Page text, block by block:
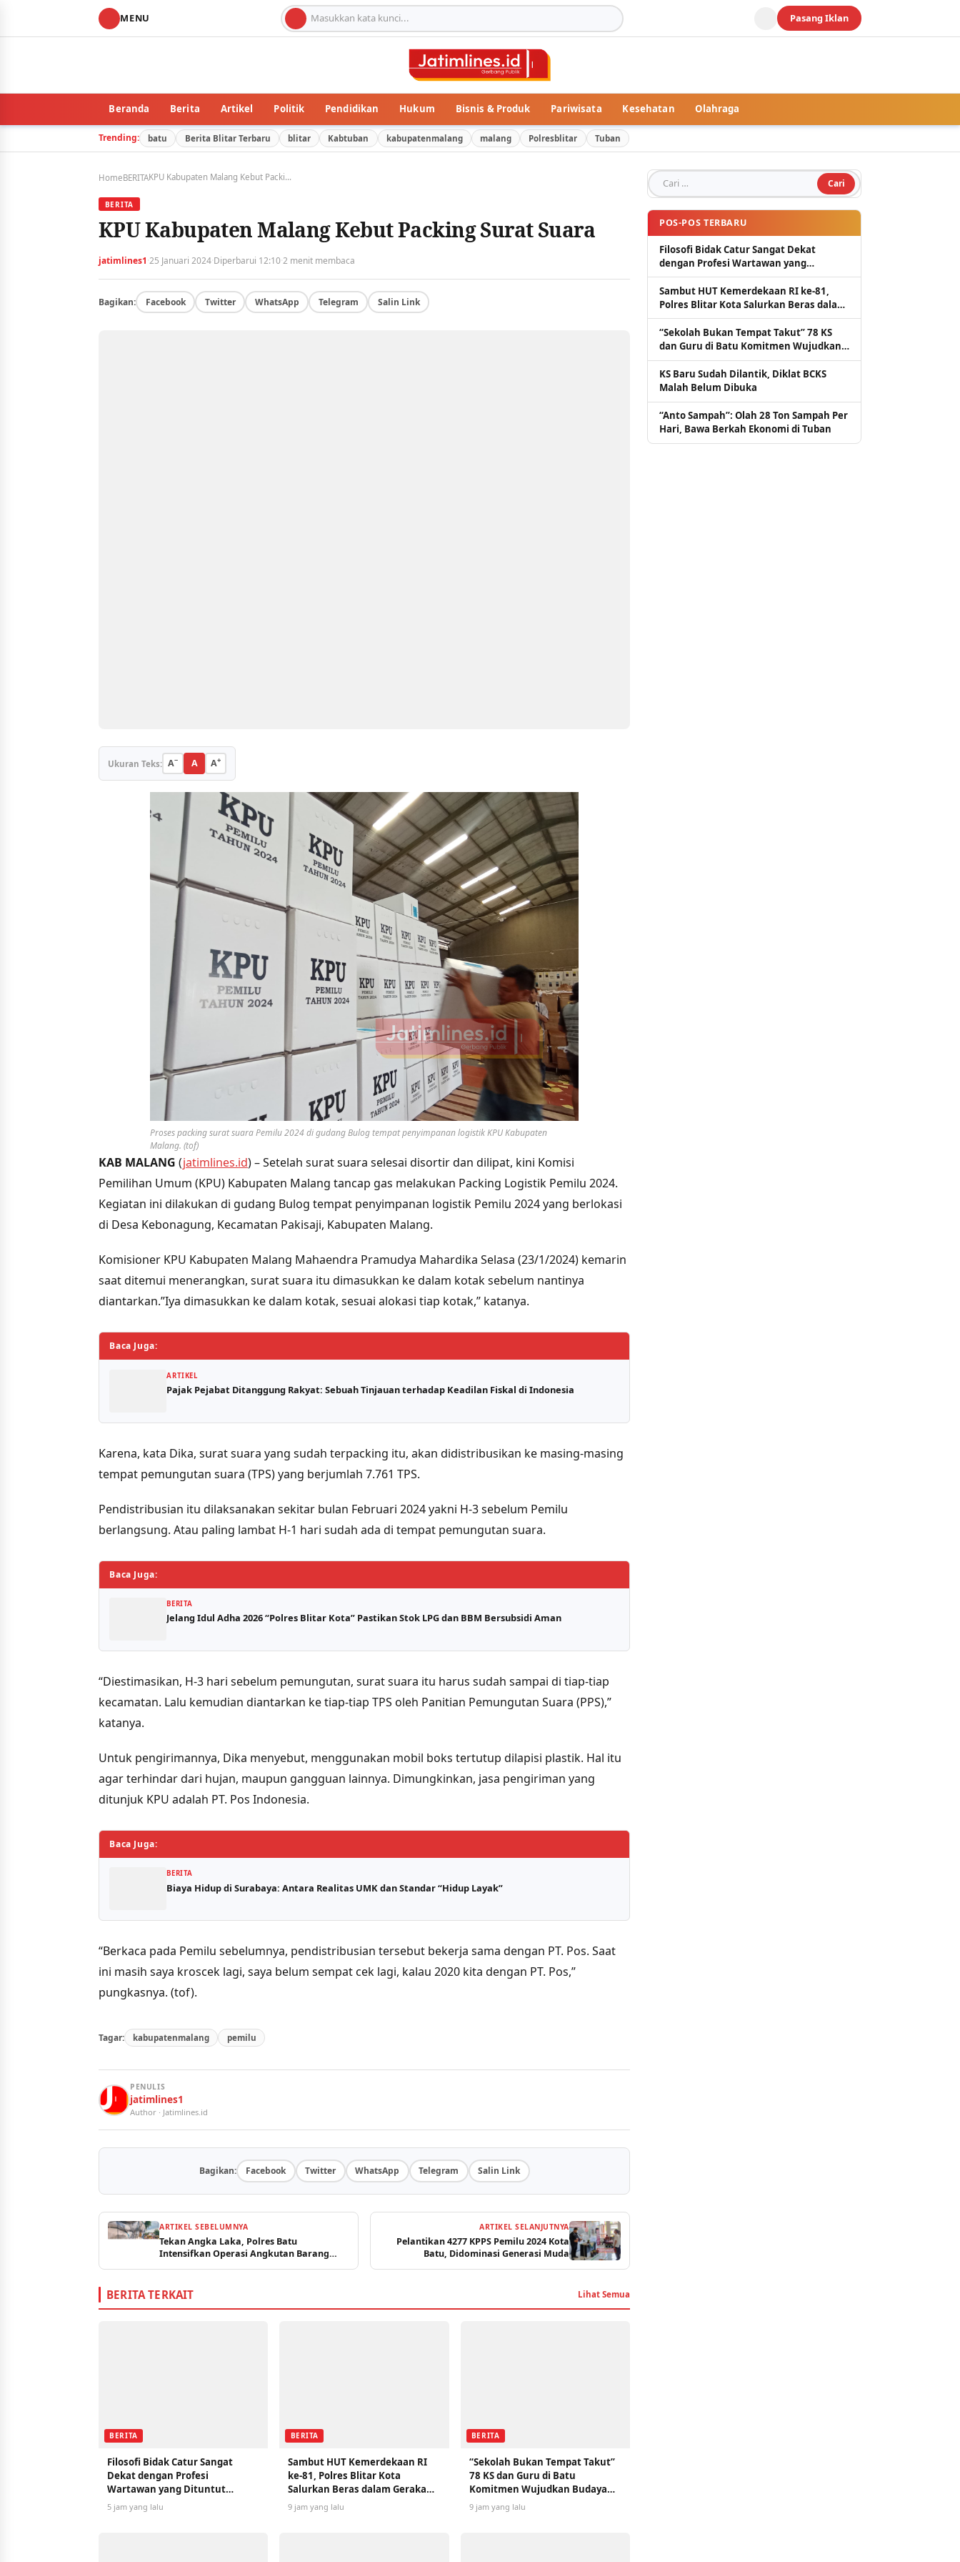
MENU Pasang Iklan
Beranda Berita Artikel Politik Pendidikan Hukum Bisnis & Produk Pariwisata Kesehatan Olahraga
Trending: batu Berita Blitar Terbaru blitar Kabtuban kabupatenmalang malang Polresblitar Tuban
HomeBERITA KPU Kabupaten Malang Kebut Packing Surat Suara
BERITA
KPU Kabupaten Malang Kebut Packing Surat Suara
jatimlines1·25 Januari 2024·Diperbarui 12:10·2 menit membaca
Bagikan: Facebook Twitter WhatsApp Telegram Salin Link
Ukuran Teks: A− A A+
Proses packing surat suara Pemilu 2024 di gudang Bulog tempat penyimpanan logistik KPU Kabupaten
Malang. (tof)
KAB MALANG (jatimlines.id) – Setelah surat suara selesai disortir dan dilipat, kini Komisi
Pemilihan Umum (KPU) Kabupaten Malang tancap gas melakukan Packing Logistik Pemilu 2024.
Kegiatan ini dilakukan di gudang Bulog tempat penyimpanan logistik Pemilu 2024 yang berlokasi
di Desa Kebonagung, Kecamatan Pakisaji, Kabupaten Malang.
Komisioner KPU Kabupaten Malang Mahaendra Pramudya Mahardika Selasa (23/1/2024) kemarin
saat ditemui menerangkan, surat suara itu dimasukkan ke dalam kotak sebelum nantinya
diantarkan.”Iya dimasukkan ke dalam kotak, sesuai alokasi tiap kotak,” katanya.
Baca Juga:
ARTIKEL
Pajak Pejabat Ditanggung Rakyat: Sebuah Tinjauan terhadap Keadilan Fiskal di Indonesia
Karena, kata Dika, surat suara yang sudah terpacking itu, akan didistribusikan ke masing-masing
tempat pemungutan suara (TPS) yang berjumlah 7.761 TPS.
Pendistribusian itu dilaksanakan sekitar bulan Februari 2024 yakni H-3 sebelum Pemilu
berlangsung. Atau paling lambat H-1 hari sudah ada di tempat pemungutan suara.
Baca Juga:
BERITA
Jelang Idul Adha 2026 “Polres Blitar Kota” Pastikan Stok LPG dan BBM Bersubsidi Aman
“Diestimasikan, H-3 hari sebelum pemungutan, surat suara itu harus sudah sampai di tiap-tiap
kecamatan. Lalu kemudian diantarkan ke tiap-tiap TPS oleh Panitian Pemungutan Suara (PPS),”
katanya.
Untuk pengirimannya, Dika menyebut, menggunakan mobil boks tertutup dilapisi plastik. Hal itu
agar terhindar dari hujan, maupun gangguan lainnya. Dimungkinkan, jasa pengiriman yang
ditunjuk KPU adalah PT. Pos Indonesia.
Baca Juga:
BERITA
Biaya Hidup di Surabaya: Antara Realitas UMK dan Standar “Hidup Layak”
“Berkaca pada Pemilu sebelumnya, pendistribusian tersebut bekerja sama dengan PT. Pos. Saat
ini masih saya kroscek lagi, saya belum sempat cek lagi, kalau 2020 kita dengan PT. Pos,”
pungkasnya. (tof).
Tagar: kabupatenmalang pemilu
PENULIS
jatimlines1
Author · Jatimlines.id
Bagikan: Facebook Twitter WhatsApp Telegram Salin Link
ARTIKEL SEBELUMNYA
Tekan Angka Laka, Polres Batu
Intensifkan Operasi Angkutan Barang
ARTIKEL SELANJUTNYA
Pelantikan 4277 KPPS Pemilu 2024 Kota
Batu, Didominasi Generasi Muda
BERITA TERKAIT Lihat Semua
BERITA
Filosofi Bidak Catur Sangat
Dekat dengan Profesi
Wartawan yang Dituntut
Berpikir Kritis
5 jam yang lalu
BERITA
Sambut HUT Kemerdekaan RI
ke-81, Polres Blitar Kota
Salurkan Beras dalam Gerakan
Pangan Murah
9 jam yang lalu
BERITA
“Sekolah Bukan Tempat Takut”
78 KS dan Guru di Batu
Komitmen Wujudkan Budaya
Aman dan Nyaman
9 jam yang lalu
Cari untuk:
POS-POS TERBARU
Filosofi Bidak Catur Sangat Dekat
dengan Profesi Wartawan yang
Dituntut Berpikir Kritis
Sambut HUT Kemerdekaan RI ke-81,
Polres Blitar Kota Salurkan Beras dalam
Gerakan Pangan Murah
“Sekolah Bukan Tempat Takut” 78 KS
dan Guru di Batu Komitmen Wujudkan
Budaya Aman dan Nyaman
KS Baru Sudah Dilantik, Diklat BCKS
Malah Belum Dibuka
“Anto Sampah”: Olah 28 Ton Sampah Per
Hari, Bawa Berkah Ekonomi di Tuban